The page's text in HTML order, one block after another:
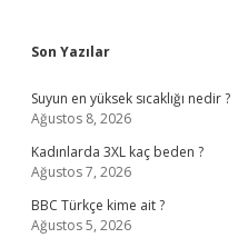
Sidebar
Son Yazılar
Suyun en yüksek sıcaklığı nedir ?
Ağustos 8, 2026
Kadınlarda 3XL kaç beden ?
Ağustos 7, 2026
BBC Türkçe kime ait ?
Ağustos 5, 2026